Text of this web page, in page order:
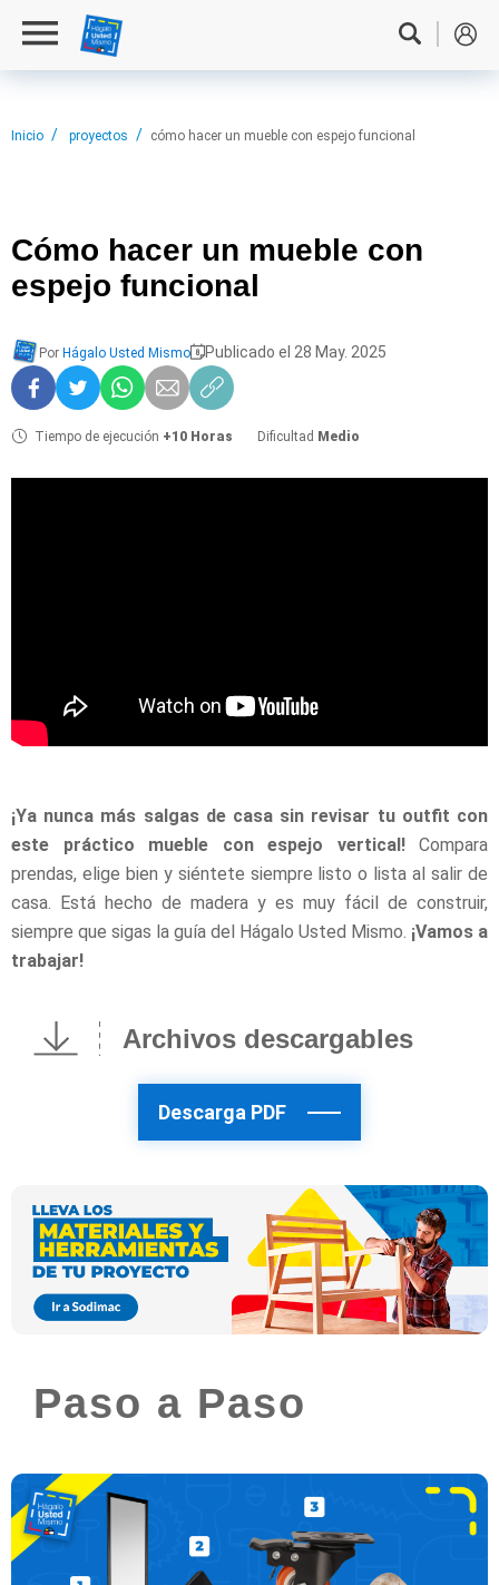
Inicio proyectos cómo hacer un mueble con espejo funcional
Cómo hacer un mueble con
espejo funcional
Por Hágalo Usted Mismo Publicado el 28 May. 2025
Tiempo de ejecución +10 Horas Dificultad Medio
¡Ya nunca más salgas de casa sin revisar tu outfit con
este práctico mueble con espejo vertical!Compara
prendas, elige bien y siéntete siempre listo o lista al salir de
casa. Está hecho de madera y es muy fácil de construir,
siempre que sigas la guía del Hágalo Usted Mismo. ¡Vamos a
trabajar!
Archivos descargables
Descarga PDF
Paso a Paso